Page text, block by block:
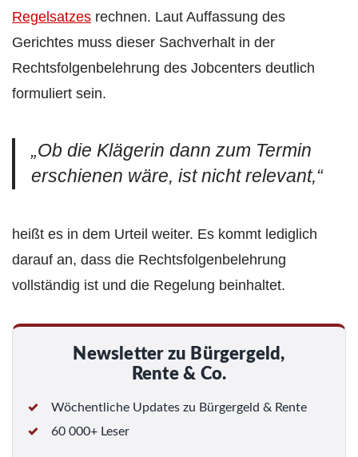
Regelsatzes rechnen. Laut Auffassung des
Gerichtes muss dieser Sachverhalt in der
Rechtsfolgenbelehrung des Jobcenters deutlich
formuliert sein.
„Ob die Klägerin dann zum Termin
erschienen wäre, ist nicht relevant,“
heißt es in dem Urteil weiter. Es kommt lediglich
darauf an, dass die Rechtsfolgenbelehrung
vollständig ist und die Regelung beinhaltet.
Newsletter zu Bürgergeld,
Rente & Co.
Wöchentliche Updates zu Bürgergeld & Rente
60 000+ Leser